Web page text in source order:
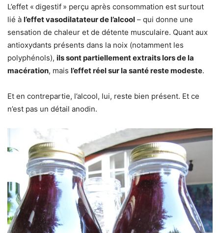
L’effet « digestif » perçu après consommation est surtout
lié à l’effet vasodilatateur de l’alcool – qui donne une
sensation de chaleur et de détente musculaire. Quant aux
antioxydants présents dans la noix (notamment les
polyphénols), ils sont partiellement extraits lors de la
macération, mais l’effet réel sur la santé reste modeste.
Et en contrepartie, l’alcool, lui, reste bien présent. Et ce
n’est pas un détail anodin.